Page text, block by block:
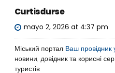
Curtisdurse
mayo 2, 2026 at 4:37 pm
Міський портал Ваш провідник
новини, довідник та корисні
туристів